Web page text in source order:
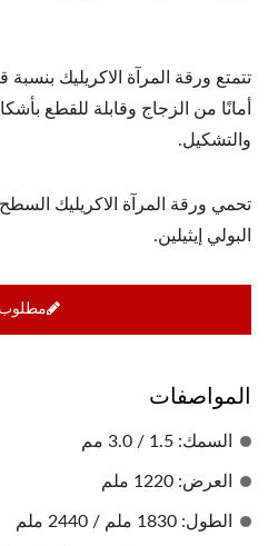
تتمتع ورقة المرآة الاكريليك
أمانًا من الزجاج وقابلة للقطع
والتشكيل.
تحمي ورقة المرآة الاكريليك
البولي إيثيلين.
مطلوب
المواصفات
السمك: 1.5 / 3.0 مم
العرض: 1220 ملم
الطول: 1830 ملم / 2440 ملم